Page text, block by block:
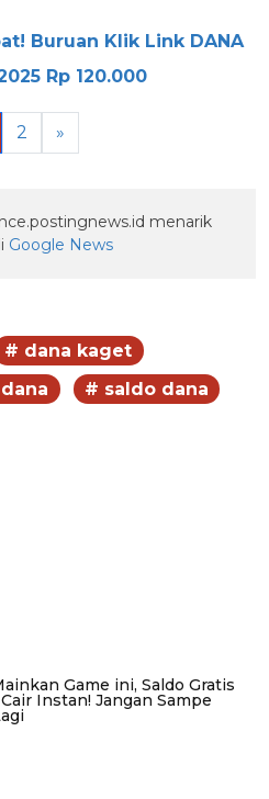
Buruan Klik Link DANA
Rp 120.000
2 »
menarik
Google News
# dana kaget
# saldo dana
Game ini, Saldo Gratis
Instan! Jangan Sampe